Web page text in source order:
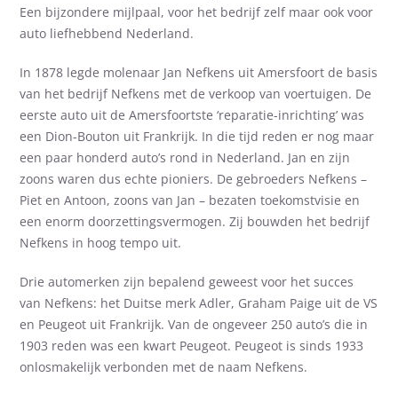
Een bijzondere mijlpaal, voor het bedrijf zelf maar ook voor
auto liefhebbend Nederland.
In 1878 legde molenaar Jan Nefkens uit Amersfoort de basis
van het bedrijf Nefkens met de verkoop van voertuigen. De
eerste auto uit de Amersfoortste ‘reparatie-inrichting’ was
een Dion-Bouton uit Frankrijk. In die tijd reden er nog maar
een paar honderd auto’s rond in Nederland. Jan en zijn
zoons waren dus echte pioniers. De gebroeders Nefkens –
Piet en Antoon, zoons van Jan – bezaten toekomstvisie en
een enorm doorzettingsvermogen. Zij bouwden het bedrijf
Nefkens in hoog tempo uit.
Drie automerken zijn bepalend geweest voor het succes
van Nefkens: het Duitse merk Adler, Graham Paige uit de VS
en Peugeot uit Frankrijk. Van de ongeveer 250 auto’s die in
1903 reden was een kwart Peugeot. Peugeot is sinds 1933
onlosmakelijk verbonden met de naam Nefkens.